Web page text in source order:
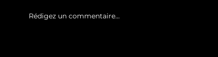
Rédigez un commentaire...